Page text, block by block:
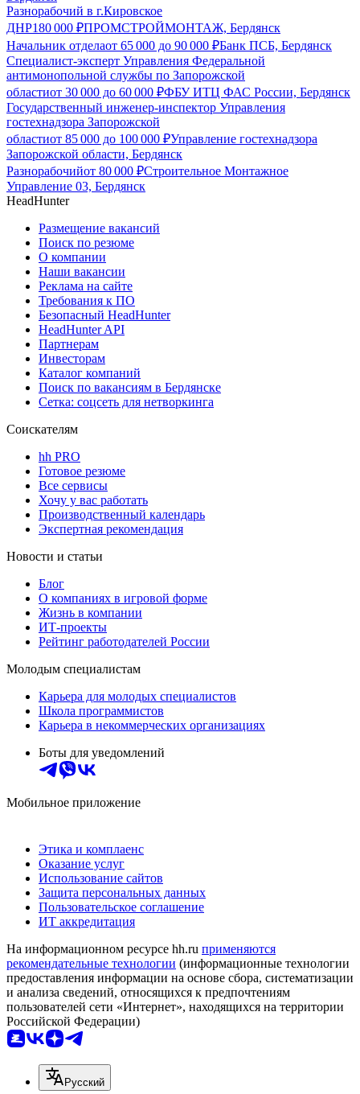
Разнорабочий в г.Кировское
ДНР180 000 ₽ПРОМСТРОЙМОНТАЖ, Бердянск
Начальник отделаот 65 000 до 90 000 ₽Банк ПСБ, Бердянск
Специалист-эксперт Управления Федеральной
антимонопольной службы по Запорожской
областиот 30 000 до 60 000 ₽ФБУ ИТЦ ФАС России, Бердянск
Государственный инженер-инспектор Управления
гостехнадзора Запорожской
областиот 85 000 до 100 000 ₽Управление гостехнадзора
Запорожской области, Бердянск
Разнорабочийот 80 000 ₽Строительное Монтажное
Управление 03, Бердянск
HeadHunter
Размещение вакансий
Поиск по резюме
О компании
Наши вакансии
Реклама на сайте
Требования к ПО
Безопасный HeadHunter
HeadHunter API
Партнерам
Инвесторам
Каталог компаний
Поиск по вакансиям в Бердянске
Сетка: соцсеть для нетворкинга
Соискателям
hh PRO
Готовое резюме
Все сервисы
Хочу у вас работать
Производственный календарь
Экспертная рекомендация
Новости и статьи
Блог
О компаниях в игровой форме
Жизнь в компании
ИТ-проекты
Рейтинг работодателей России
Молодым специалистам
Карьера для молодых специалистов
Школа программистов
Карьера в некоммерческих организациях
Боты для уведомлений
Мобильное приложение
Этика и комплаенс
Оказание услуг
Использование сайтов
Защита персональных данных
Пользовательское соглашение
ИТ аккредитация
На информационном ресурсе hh.ru применяются
рекомендательные технологии (информационные технологии
предоставления информации на основе сбора, систематизации
и анализа сведений, относящихся к предпочтениям
пользователей сети «Интернет», находящихся на территории
Российской Федерации)
Русский